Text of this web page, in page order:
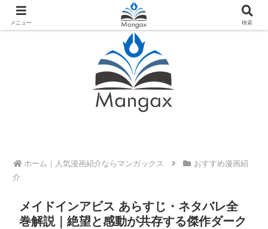
人気おすすめ漫画紹介ならMangax（マンガックス）
ホーム
おすすめ漫画紹
介
メイドインアビス あらすじ・ネタバレ全
巻解説｜絶望と感動が共存する傑作ダーク
メニュー 検索